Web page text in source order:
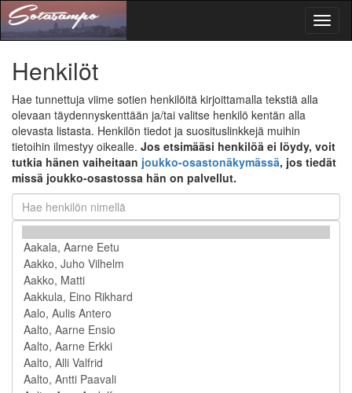
Henkilöt
Hae tunnettuja viime sotien henkilöitä kirjoittamalla tekstiä alla
olevaan täydennyskenttään ja/tai valitse henkilö kentän alla
olevasta listasta. Henkilön tiedot ja suosituslinkkejä muihin
tietoihin ilmestyy oikealle. Jos etsimääsi henkilöä ei löydy, voit
tutkia hänen vaiheitaan joukko-osastonäkymässä, jos tiedät
missä joukko-osastossa hän on palvellut.